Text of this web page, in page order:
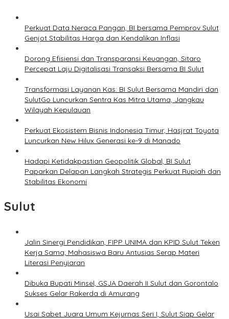
Perkuat Data Neraca Pangan, BI bersama Pemprov Sulut
Genjot Stabilitas Harga dan Kendalikan Inflasi
Dorong Efisiensi dan Transparansi Keuangan, Sitaro
Percepat Laju Digitalisasi Transaksi Bersama BI Sulut
Transformasi Layanan Kas: BI Sulut Bersama Mandiri dan
SulutGo Luncurkan Sentra Kas Mitra Utama, Jangkau
Wilayah Kepulauan
Perkuat Ekosistem Bisnis Indonesia Timur, Hasjrat Toyota
Luncurkan New Hilux Generasi ke-9 di Manado
Hadapi Ketidakpastian Geopolitik Global, BI Sulut
Paparkan Delapan Langkah Strategis Perkuat Rupiah dan
Stabilitas Ekonomi
Sulut
Jalin Sinergi Pendidikan, FIPP UNIMA dan KPID Sulut Teken
Kerja Sama; Mahasiswa Baru Antusias Serap Materi
Literasi Penyiaran
Dibuka Bupati Minsel, GSJA Daerah II Sulut dan Gorontalo
Sukses Gelar Rakerda di Amurang
Usai Sabet Juara Umum Kejurnas Seri I, Sulut Siap Gelar